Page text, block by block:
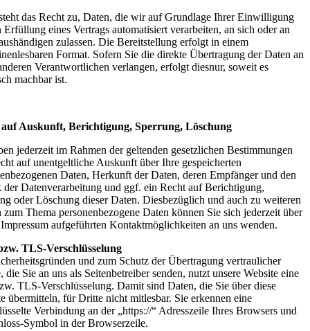
das Recht zu, Daten, die wir auf Grundlage Ihrer Einwilligung
Erfüllung eines Vertrags automatisiert verarbeiten, an sich oder an
zulassen. Die Bereitstellung erfolgt in einem
Format. Sofern Sie die direkte Übertragung der Daten an
Verantwortlichen verlangen, erfolgt diesnur, soweit es
machbar ist.
Auskunft, Berichtigung, Sperrung, Löschung
jederzeit im Rahmen der geltenden gesetzlichen Bestimmungen
auf unentgeltliche Auskunft über Ihre gespeicherten
Daten, Herkunft der Daten, deren Empfänger und den
der Datenverarbeitung und ggf. ein Recht auf Berichtigung,
oder Löschung dieser Daten. Diesbezüglich und auch zu weiteren
zum Thema personenbezogene Daten können Sie sich jederzeit über
aufgeführten Kontaktmöglichkeiten an uns wenden.
TLS-Verschlüsselung
und zum Schutz der Übertragung vertraulicher
die Sie an uns als Seitenbetreiber senden, nutzt unsere Website eine
TLS-Verschlüsselung. Damit sind Daten, die Sie über diese
übermitteln, für Dritte nicht mitlesbar. Sie erkennen eine
Verbindung an der „https://“ Adresszeile Ihres Browsers und
Symbol in der Browserzeile.